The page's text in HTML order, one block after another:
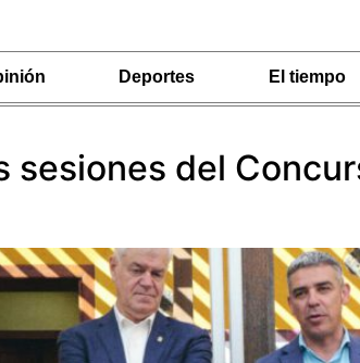
Deportes El tiempo
sesiones del